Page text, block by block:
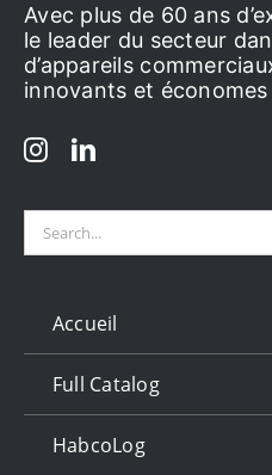
Avec plus de 60 ans
le leader du secteur
d’appareils
innovants et
Search
Accueil
Full Catalog
HabcoLog